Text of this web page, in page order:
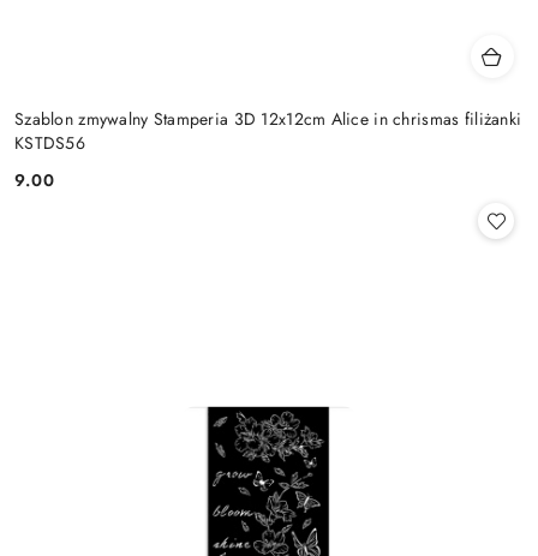
Szablon zmywalny Stamperia 3D 12x12cm Alice in chrismas filiżanki
KSTDS56
Cena:
9.00